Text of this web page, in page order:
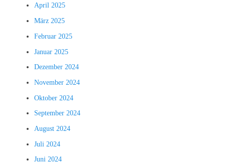
April 2025
März 2025
Februar 2025
Januar 2025
Dezember 2024
November 2024
Oktober 2024
September 2024
August 2024
Juli 2024
Juni 2024